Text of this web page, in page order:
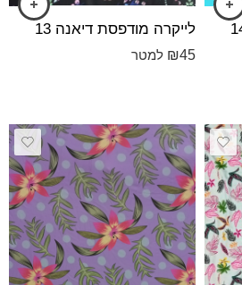
לייקרה מודפס⁩ת דיאנה 13
₪45 למטר